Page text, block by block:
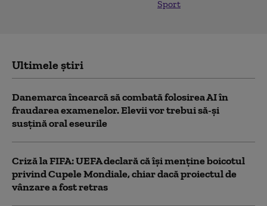
Sport
Ultimele știri
Danemarca încearcă să combată folosirea AI în
fraudarea examenelor. Elevii vor trebui să-şi
susţină oral eseurile
Criză la FIFA: UEFA declară că îşi menţine boicotul
privind Cupele Mondiale, chiar dacă proiectul de
vânzare a fost retras